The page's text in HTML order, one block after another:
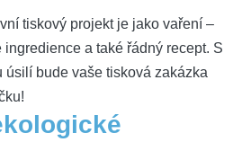
tiskový projekt je jako vaření –
ingredience a také řádný recept. S
úsilí bude vaše tisková zakázka